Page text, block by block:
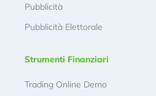
Pubblicità
Pubblicità Elettorale
Strumenti Finanziari
Trading Online Demo